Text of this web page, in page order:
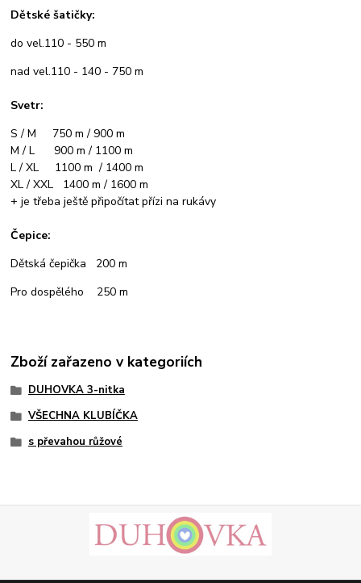
Dětské šatičky:
do vel.110 - 550 m
nad vel.110 - 140 - 750 m
Svetr:
S / M 750 m / 900 m
M / L 900 m / 1100 m
L / XL 1100 m / 1400 m
XL / XXL 1400 m / 1600 m
+ je třeba ještě připočítat přízi na rukávy
Čepice:
Dětská čepička 200 m
Pro dospělého 250 m
Zboží zařazeno v kategoriích
DUHOVKA 3-nitka
VŠECHNA KLUBÍČKA
s převahou růžové